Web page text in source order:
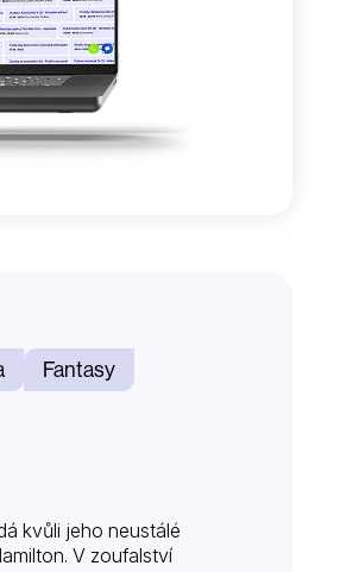
Fantasy
kvůli jeho neustálé
V zoufalství